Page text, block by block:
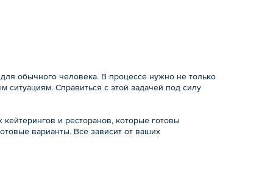
обычного человека. В процессе нужно не только
ситуациям. Справиться с этой задачей под силу
и ресторанов, которые готовы
варианты. Все зависит от ваших